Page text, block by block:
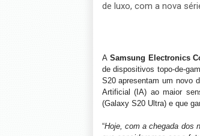
de luxo, com a nova
A Samsung Electronics
de dispositivos topo-de-
S20 apresentam um novo
Artificial (IA) ao maior
(Galaxy S20 Ultra) e que
“Hoje, com a chegada dos